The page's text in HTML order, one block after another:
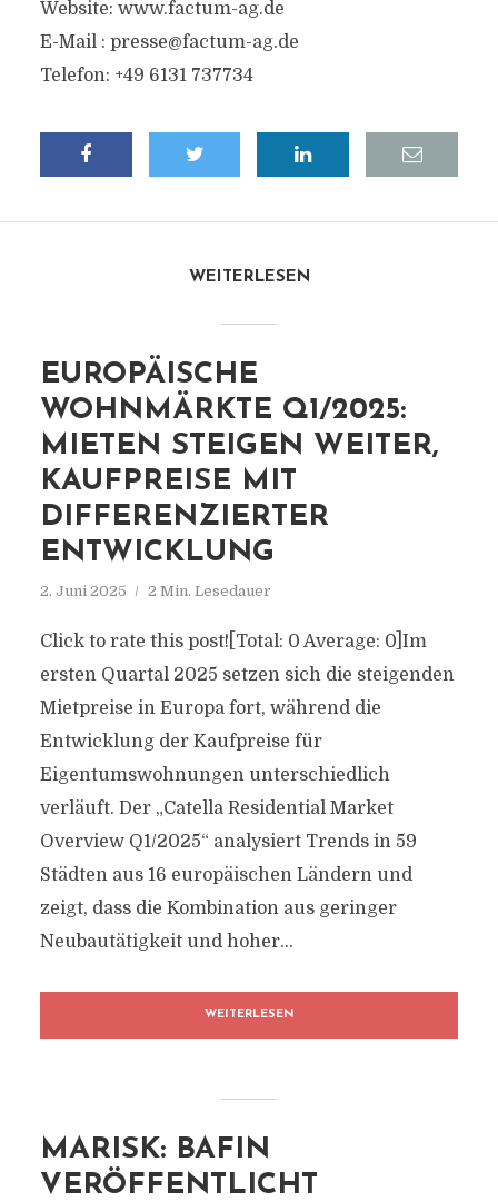
Website: www.factum-ag.de
E-Mail : presse@factum-ag.de
Telefon: +49 6131 737734
WEITERLESEN
EUROPÄISCHE
WOHNMÄRKTE Q1/2025:
MIETEN STEIGEN WEITER,
KAUFPREISE MIT
DIFFERENZIERTER
ENTWICKLUNG
2. Juni 2025 2 Min. Lesedauer
Click to rate this post![Total: 0 Average: 0]Im
ersten Quartal 2025 setzen sich die steigenden
Mietpreise in Europa fort, während die
Entwicklung der Kaufpreise für
Eigentumswohnungen unterschiedlich
verläuft. Der „Catella Residential Market
Overview Q1/2025“ analysiert Trends in 59
Städten aus 16 europäischen Ländern und
zeigt, dass die Kombination aus geringer
Neubautätigkeit und hoher...
WEITERLESEN
MARISK: BAFIN
VERÖFFENTLICHT